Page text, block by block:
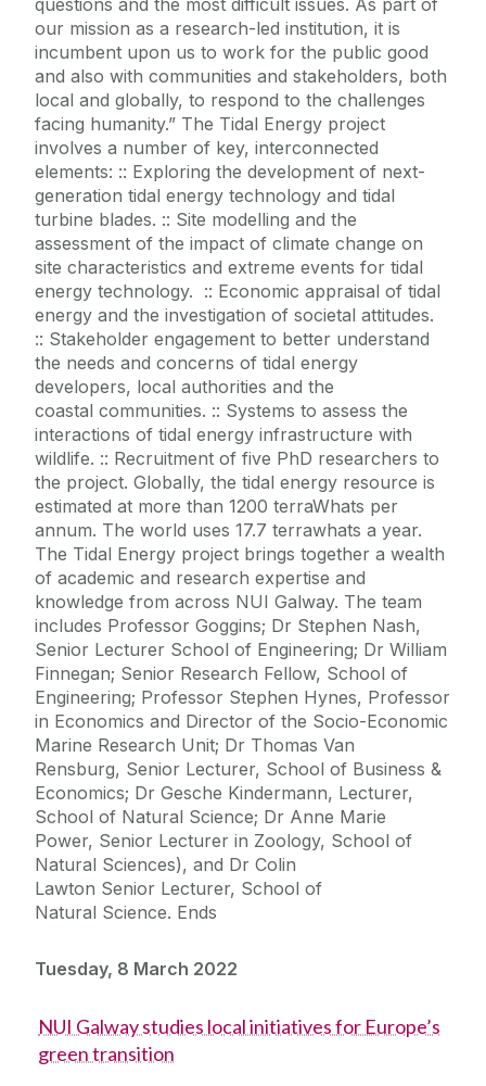
our mission as a research-led institution, it is
incumbent upon us to work for the public good
and also with communities and stakeholders, both
local and globally, to respond to the challenges
facing humanity.” The Tidal Energy project
involves a number of key, interconnected
elements: :: Exploring the development of next-
generation tidal energy technology and tidal
turbine blades. :: Site modelling and the
assessment of the impact of climate change on
site characteristics and extreme events for tidal
energy technology. :: Economic appraisal of tidal
energy and the investigation of societal attitudes.
:: Stakeholder engagement to better understand
the needs and concerns of tidal energy
developers, local authorities and the
coastal communities. :: Systems to assess the
interactions of tidal energy infrastructure with
wildlife. :: Recruitment of five PhD researchers to
the project. Globally, the tidal energy resource is
estimated at more than 1200 terraWhats per
annum. The world uses 17.7 terrawhats a year.
The Tidal Energy project brings together a wealth
of academic and research expertise and
knowledge from across NUI Galway. The team
includes Professor Goggins; Dr Stephen Nash,
Senior Lecturer School of Engineering; Dr William
Finnegan; Senior Research Fellow, School of
Engineering; Professor Stephen Hynes, Professor
in Economics and Director of the Socio-Economic
Marine Research Unit; Dr Thomas Van
Rensburg, Senior Lecturer, School of Business &
Economics; Dr Gesche Kindermann, Lecturer,
School of Natural Science; Dr Anne Marie
Power, Senior Lecturer in Zoology, School of
Natural Sciences), and Dr Colin
Lawton Senior Lecturer, School of
Natural Science. Ends
Tuesday, 8 March 2022
NUI Galway studies local initiatives for Europe’s
green transition